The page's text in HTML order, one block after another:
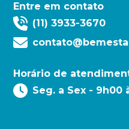
Entre em contato
(11) 3933-3670
Horário de
Seg. a Sex - 9h00